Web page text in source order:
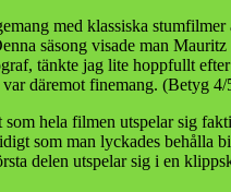
med klassiska
säsong visade man
tänkte jag lite hoppfullt
däremot finemang. (Betyg 4/
hela filmen utspelar sig
som man lyckades behålla
delen utspelar sig i en